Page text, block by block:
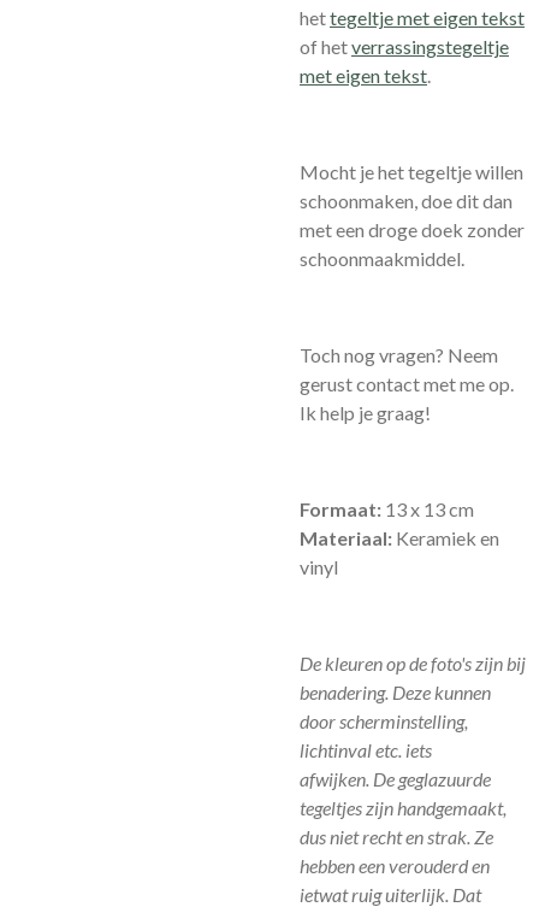
hettegeltje met eigen tekst
of hetverrassingstegeltje
met eigen tekst.
Mocht je het tegeltje willen
schoonmaken, doe dit dan
met een droge doek zonder
schoonmaakmiddel.
Toch nog vragen? Neem
gerust contact met me op.
Ik help je graag!
Formaat: 13 x 13 cm
Materiaal: Keramiek en
vinyl
De kleuren op de foto's zijn bij
benadering. Deze kunnen
door scherminstelling,
lichtinval etc. iets
afwijken. De geglazuurde
tegeltjes zijn handgemaakt,
dus niet recht en strak. Ze
hebben een verouderd en
ietwat ruig uiterlijk. Dat